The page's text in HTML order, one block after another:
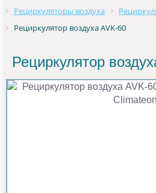
Рециркуляторы воздуха
Рециркулятор воздуха AVK-60
Рециркулятор